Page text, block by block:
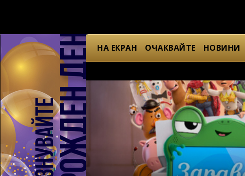
НА ЕКРАН ОЧАКВАЙТЕ НОВИНИ